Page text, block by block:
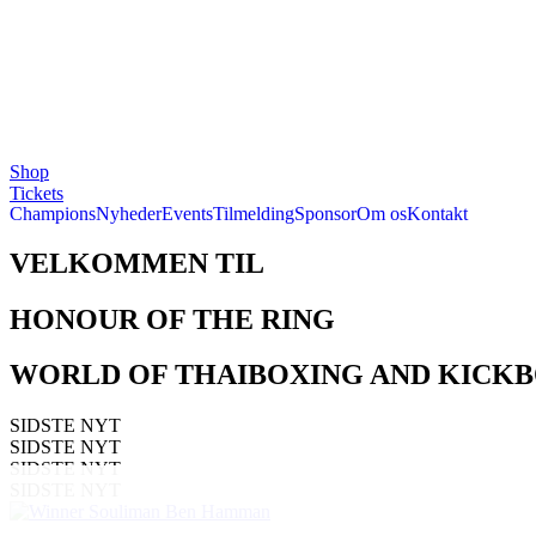
Shop
Tickets
ChampionsNyhederEventsTilmeldingSponsorOm osKontakt
VELKOMMEN TIL
HONOUR OF THE RING
WORLD OF THAIBOXING AND
SIDSTE NYT
SIDSTE NYT
SIDSTE NYT